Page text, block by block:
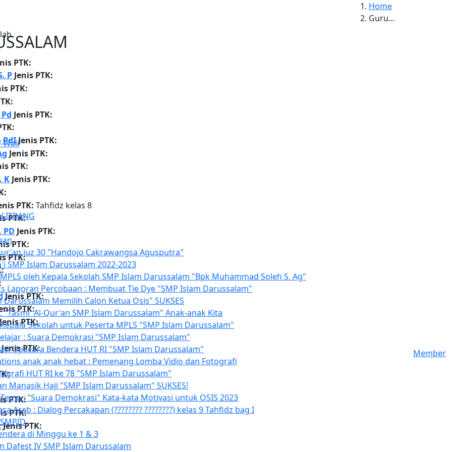
Wali
juz 30 "Handojo Cakrawangsa Agusputra"
SMP Islam Darussalam 2022-2023
oleh Kepala Sekolah SMP Islam Darussalam "Bpk Muhammad Soleh S. Ag"
Laporan Percobaan : Membuat Tie Dye "SMP Islam Darussalam"
Darussalam Memilih Calon Ketua Osis" SUKSES
"Tasmi' Al-Qur'an SMP Islam Darussalam" Anak-anak Kita
Sekolah untuk Peserta MPLS "SMP Islam Darussalam"
: Suara Demokrasi "SMP Islam Darussalam"
Upacara Bendera HUT RI "SMP Islam Darussalam"
anak anak hebat : Pemenang Lomba Vidio dan Fotografi
HUT RI ke 78 "SMP Islam Darussalam"
Manasik Haji "SMP Islam Darussalam" SUKSES!
: "Suara Demokrasi" Kata-kata Motivasi untuk OSIS 2023
Arab : Dialog Percakapan (???????? ????????) kelas 9 Tahfidz bag I
di Minggu ke 1 & 3
Dafest IV SMP Islam Darussalam
Member
Home
Guru...
PTK:
PJenis PTK:
PTK:
Jenis PTK:
PdIJenis PTK:
Jenis PTK:
PTK:
K Jenis PTK:
PTK: Tahfidz kelas 8
PTK:
PD Jenis PTK:
PTK:
PTK:
Jenis PTK:
PTK:
Jenis PTK:
Jenis PTK:
PTK:
PTK:
Jenis PTK: